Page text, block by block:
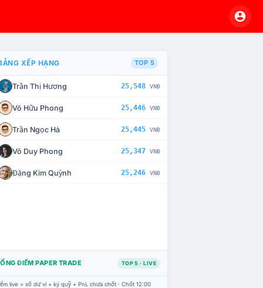
CHẾ TÀI XỬ LÝ VI PHẠM
XẾP HẠNG TOP 5
Trần Thị Hương 25,548 VNĐ
Võ Hữu Phong 25,446 VNĐ
Trần Ngọc Hà 25,445 VNĐ
Võ Duy Phong 25,347 VNĐ
Đặng Kim Quỳnh 25,246 VNĐ
ĐIỂM PAPER TRADE TOP 5 · LIVE
live = số dư ví + ký quỹ + PnL chưa chốt · Chốt 12:00